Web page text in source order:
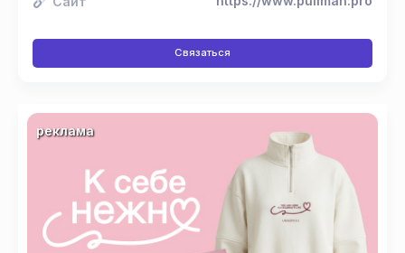
Связаться
реклама